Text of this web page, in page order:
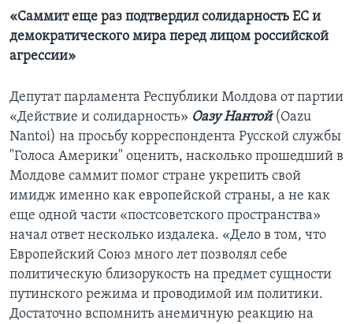
«Саммит еще раз подтвердил солидарность ЕС и
демократического мира перед лицом российской
агрессии»
Депутат парламента Республики Молдова от партии
«Действие и солидарность» Оазу Нантой(Oazu
Nantoi) на просьбу корреспондента Русской службы
"Голоса Америки" оценить, насколько прошедший в
Молдове саммит помог стране укрепить свой
имидж именно как европейской страны, а не как
еще одной части «постсоветского пространства»
начал ответ несколько издалека. «Дело в том, что
Европейский Союз много лет позволял себе
политическую близорукость на предмет сущности
путинского режима и проводимой им политики.
Достаточно вспомнить анемичную реакцию на